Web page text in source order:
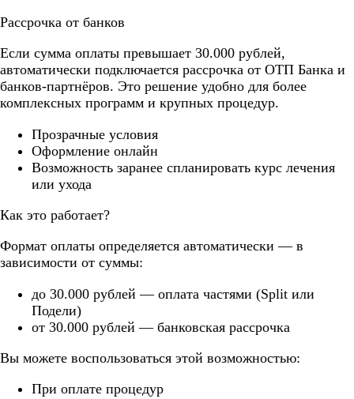
Рассрочка от банков
Если сумма оплаты превышает 30.000 рублей,
автоматически подключается рассрочка от ОТП Банка и
банков-партнёров. Это решение удобно для более
комплексных программ и крупных процедур.
Прозрачные условия
Оформление онлайн
Возможность заранее спланировать курс лечения
или ухода
Как это работает?
Формат оплаты определяется автоматически — в
зависимости от суммы:
до 30.000 рублей — оплата частями (Split или
Подели)
от 30.000 рублей — банковская рассрочка
Вы можете воспользоваться этой возможностью:
При оплате процедур